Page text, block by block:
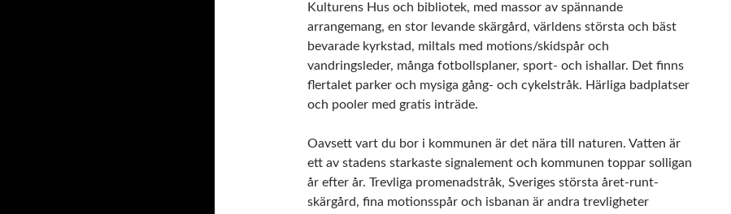
Kulturens Hus och bibliotek, med massor av spännande
arrangemang, en stor levande skärgård, världens största och bäst
bevarade kyrkstad, miltals med motions/skidspår och
vandringsleder, många fotbollsplaner, sport- och ishallar. Det finns
flertalet parker och mysiga gång- och cykelstråk. Härliga badplatser
och pooler med gratis inträde.
Oavsett vart du bor i kommunen är det nära till naturen. Vatten är
ett av stadens starkaste signalement och kommunen toppar solligan
år efter år. Trevliga promenadstråk, Sveriges största året-runt-
skärgård, fina motionsspår och isbanan är andra trevligheter